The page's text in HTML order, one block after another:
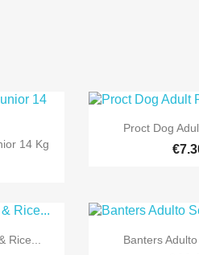
14 Kg

Proct Dog
Rice... 
Banters Adulto